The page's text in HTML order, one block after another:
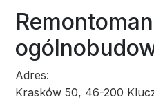
Adres:
Krasków 50, 46-200